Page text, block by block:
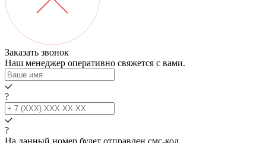
Заказать звонок
Наш менеджер оперативно свяжется с вами.
?
?
На данный номер будет отправлен смс‑код